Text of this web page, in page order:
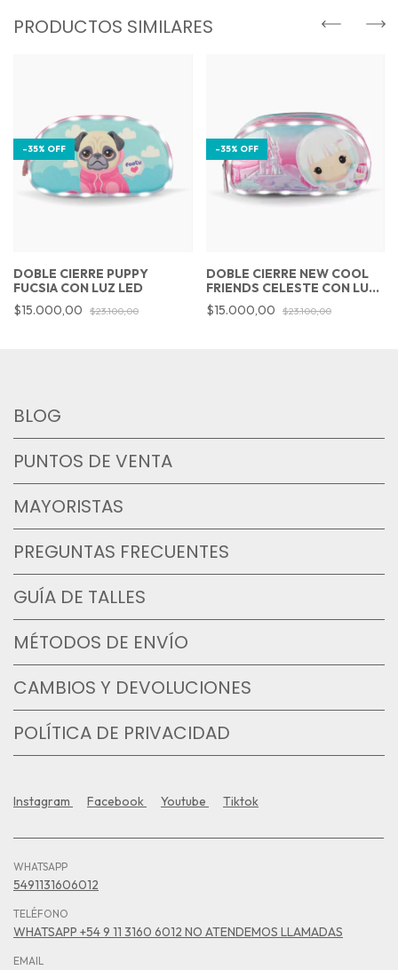
PRODUCTOS SIMILARES
-35% OFF
DOBLE CIERRE PUPPY
FUCSIA CON LUZ LED
$15.000,00
$23.100,00
-35% OFF
DOBLE CIERRE NEW COOL
FRIENDS CELESTE CON LUZ
LED
$15.000,00 $23.100,00
BLOG
PUNTOS DE VENTA
MAYORISTAS
PREGUNTAS FRECUENTES
GUÍA DE TALLES
MÉTODOS DE ENVÍO
CAMBIOS Y DEVOLUCIONES
POLÍTICA DE PRIVACIDAD
Instagram Facebook Youtube Tiktok
WHATSAPP
5491131606012
TELÉFONO
WHATSAPP +54 9 11 3160 6012 NO ATENDEMOS LLAMADAS
EMAIL